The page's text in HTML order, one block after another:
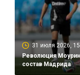
31 июля 2026,
Революция
состав Мадрида